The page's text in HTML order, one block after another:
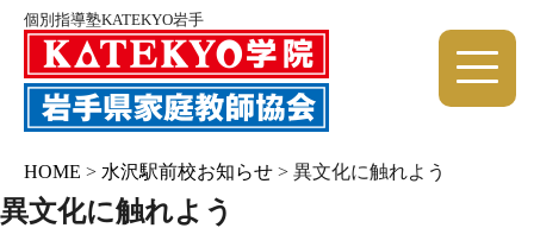
個別指導塾KATEKYO岩手
HOME > 水沢駅前校お知らせ > 異文化に触れよう
異文化に触れよう